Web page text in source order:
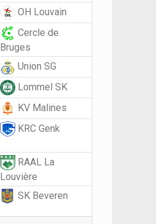
OH Louvain
Cercle de
Bruges
Union SG
Lommel SK
KV Malines
KRC Genk
RAAL La
Louvière
SK Beveren